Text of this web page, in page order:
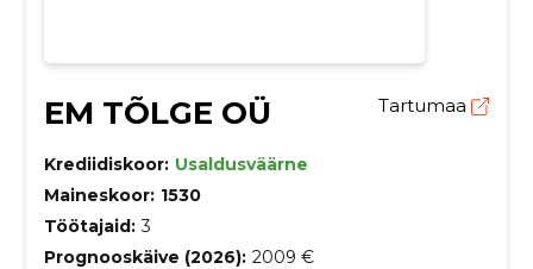
EM TÕLGE OÜ Tartumaa
Krediidiskoor: Usaldusväärne
Maineskoor: 1530
Töötajaid: 3
Prognooskäive (2026): 2009 €